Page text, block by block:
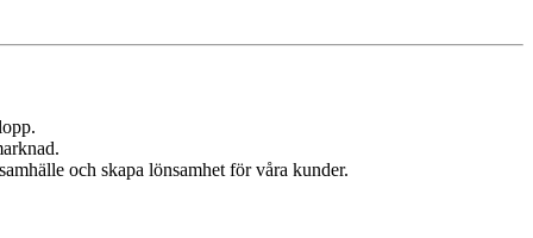
och skapa lönsamhet för våra kunder.